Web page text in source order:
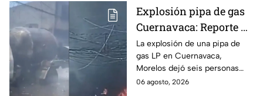
Explosión pipa de gas
Cuernavaca: Reporte de
víctimas tras estallido
en Morelos
La explosión de una pipa de
gas LP en Cuernavaca,
Morelos dejó seis personas
hospitalizadas. IMSS informó
06 agosto, 2026